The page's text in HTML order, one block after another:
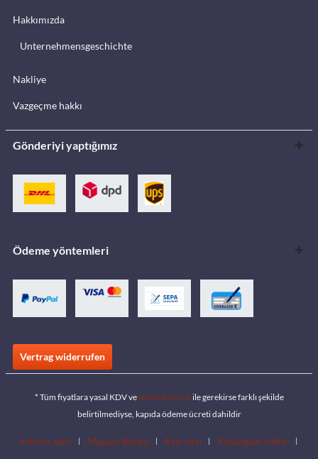
Hakkımızda
Unternehmensgeschichte
Nakliye
Vazgeçme hakkı
Gönderiyi yaptığımız
Ödeme yöntemleri
Vertrag widerrufen
* Tüm fiyatlara yasal KDV veteslimat ücreti ile gerekirse farklı şekilde
belirtilmediyse, kapıda ödeme ücreti dahildir
İndirme alanı Mağaza Bulucu Bayi olun Katalogları indirin